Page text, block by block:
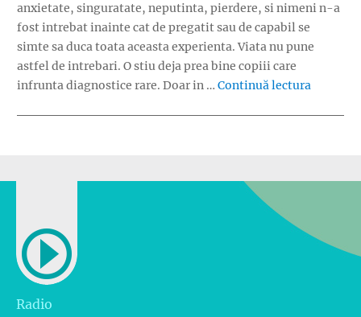
anxietate, singuratate, neputinta, pierdere, si nimeni n-a
fost intrebat inainte cat de pregatit sau de capabil se
simte sa duca toata aceasta experienta. Viata nu pune
astfel de intrebari. O stiu deja prea bine copiii care
infrunta diagnostice rare. Doar in … Continuă lectura
Radio